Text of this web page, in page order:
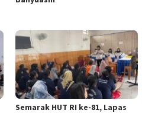
Semarak HUT RI ke-81, Lapas